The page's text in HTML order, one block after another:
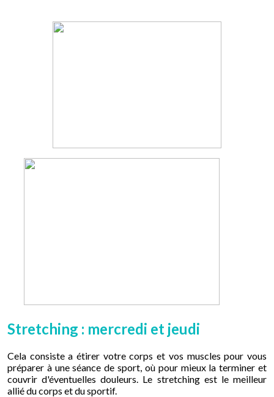
Stretching : mercredi et jeudi
Cela consiste a étirer votre corps et vos muscles pour vous
préparer à une séance de sport, où pour mieux la terminer et
couvrir d'éventuelles douleurs. Le stretching est le meilleur
allié du corps et du sportif.